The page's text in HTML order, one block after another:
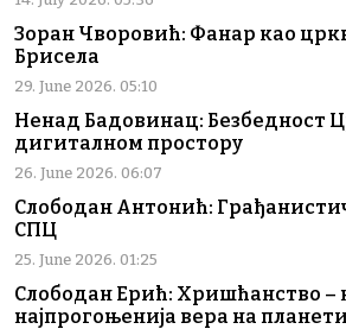
Зоран Чворовић: Фанар као
Брисела
29. June 2026. 05:10
Ненад Бадовинац: Безбедност
дигиталном простору
26. June 2026. 06:07
Слободан Антонић:
СПЦ
25. June 2026. 01:25
Слободан Ерић: Хришћанство –
најпрогоњенија вера на планети